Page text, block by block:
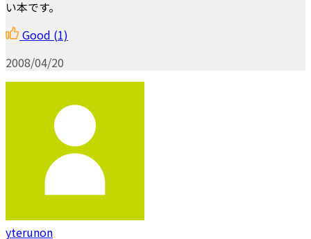
い本です。
Good (1)
2008/04/20
yterunon